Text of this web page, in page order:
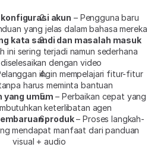
akun – Pengguna baru
yang jelas dalam bahasa mereka
kata sandi dan masalah masuk
ini sering terjadi namun sederhana
dengan video
ingin mempelajari fitur-fitur
harus meminta bantuan
yang umum – Perbaikan cepat yang
keterlibatan agen
produk – Proses langkah-
mendapat manfaat dari panduan
visual + audio